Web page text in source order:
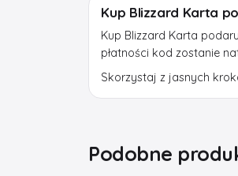
Kup Blizzard Karta
Kup Blizzard Karta
płatności kod zostanie
Skorzystaj z jasnych
Podobne